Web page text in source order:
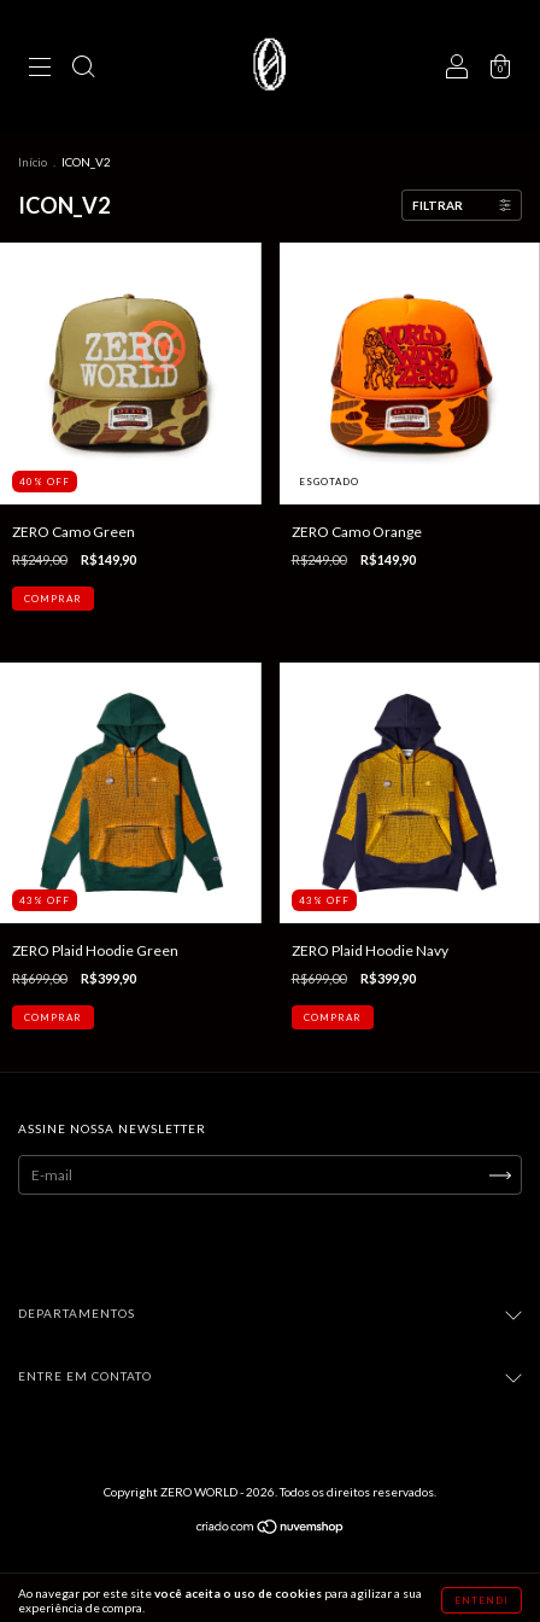
0
Ao navegar por este sitevocê aceita o uso de cookies para agilizar a sua
experiência de compra.
ENTENDI
Início ICON_V2
ICON_V2 FILTRAR
40 % OFF
ZERO Camo Green
R$249,00 R$149,90
ESGOTADO
ZERO Camo Orange
R$249,00 R$149,90
43 % OFF
ZERO Plaid Hoodie Green
R$699,00 R$399,90
COMPRAR
43 % OFF
ZERO Plaid Hoodie Navy
R$699,00 R$399,90
COMPRAR
ASSINE NOSSA NEWSLETTER
DEPARTAMENTOS
ENTRE EM CONTATO
Copyright ZERO WORLD - 2026. Todos os direitos reservados.